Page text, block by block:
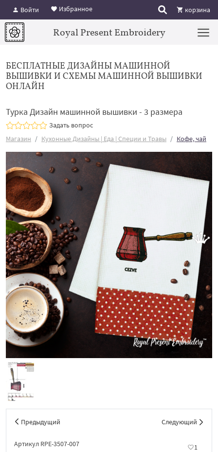
Войти Избранное корзина
Royal Present Embroidery
БЕСПЛАТНЫЕ ДИЗАЙНЫ МАШИННОЙ
ВЫШИВКИ И СХЕМЫ МАШИННОЙ ВЫШИВКИ
ОНЛАЙН
Турка Дизайн машинной вышивки - 3 размера
Задать вопрос
Магазин
Кухонные Дизайны | Еда | Специи и Травы Кофе, чай
Предыдущий Следующий
Артикул RPE-3507-007 1